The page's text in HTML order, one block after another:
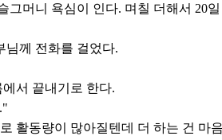
그머니 욕심이 인다. 며칠 더해서 20
님께 전화를 걸었다.
서 끝내기로 한다.
활동량이 많아질텐데 더 하는 건 마